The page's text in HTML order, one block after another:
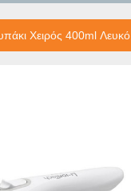
Χειρός 400ml Λευκό